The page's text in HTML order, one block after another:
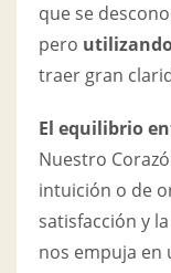
que se
pero
traer gran
El equilibrio
Nuestro
intuición o de
satisfacción y
nos empuja en